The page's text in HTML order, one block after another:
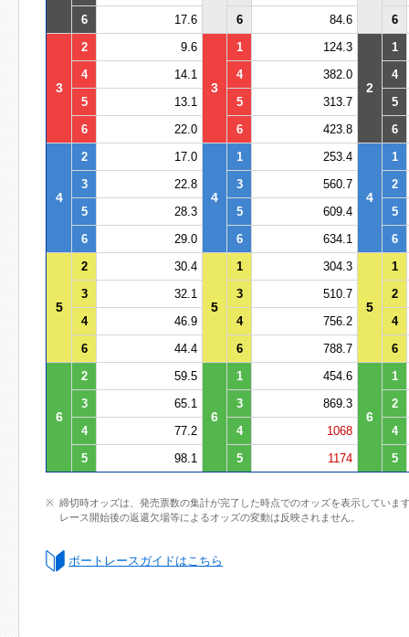
6
17.6 6 84.6 6
3
2 9.6
3
1 124.3
2
1
4
14.1 4 382.0
4
5
13.1 5 313.7
5
6
22.0 6 423.8 6
4
2 17.0
4
1 253.4
4
1
3
22.8 3 560.7
2
5
28.3 5 609.4
5
6
29.0 6 634.1 6
5
2 30.4
5
1 304.3
5
1
3
32.1 3 510.7
2
4
46.9 4 756.2
4
6
44.4 6 788.7 6
6
2 59.5
6
1 454.6
6
1
3
65.1 3 869.3
2
4
77.2 4 1068
4
5
98.1 5 1174 5
締切時オッズは、発売票数の集計が完了した時点でのオッズを表示していま
レース開始後の返還欠場等によるオッズの変動は反映されません。
ボートレースガイドはこちら